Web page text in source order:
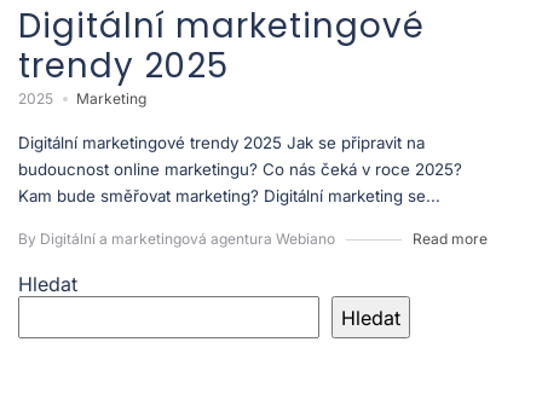
Digitální marketingové
trendy 2025
2025 Marketing
Digitální marketingové trendy 2025 Jak se připravit na
budoucnost online marketingu? Co nás čeká v roce 2025?
Kam bude směřovat marketing? Digitální marketing se...
By Digitální a marketingová agentura Webiano Read more
Hledat
Hledat